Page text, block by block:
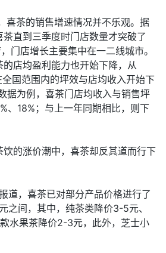
喜茶的销售增速情况并不乐观。据
直到三季度时门店数量才突破了
门店增长主要集中在一二线城市。
店均盈利能力也开始下降，从
国范围内的坪效与店均收入开始下
据为例，喜茶门店均收入与销售坪
、18%；与上一年同期相比，则下
的涨价潮中，喜茶却反其道而行下
道，喜茶已对部分产品价格进行了
之间，其中，纯茶类降价3-5元、
水果茶降价2-3元，此外，芝士小